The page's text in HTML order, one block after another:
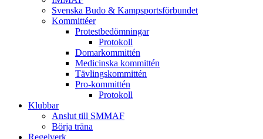
Svenska Budo & Kampsportsförbundet
Kommittéer
Protestbedömningar
Protokoll
Domarkommittén
Medicinska kommittén
Tävlingskommittén
Pro-kommittén
Protokoll
Klubbar
Anslut till SMMAF
Börja träna
Regelverk